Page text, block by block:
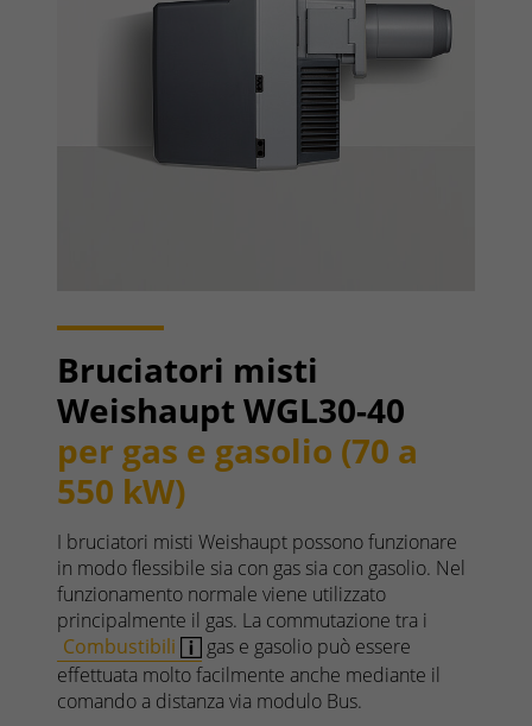
Bruciatori misti
Weishaupt WGL30-40
per gas e gasolio (70 a
550 kW)
I bruciatori misti Weishaupt possono funzionare
in modo flessibile sia con gas sia con gasolio. Nel
funzionamento normale viene utilizzato
principalmente il gas. La commutazione tra i
Combustibili
gas e gasolio può essere
effettuata molto facilmente anche mediante il
comando a distanza via modulo Bus.